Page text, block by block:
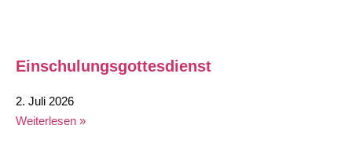
Einschulungsgottesdienst
2. Juli 2026
Weiterlesen »